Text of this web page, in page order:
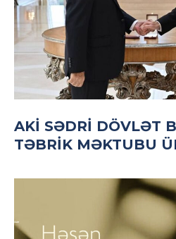
AKİ SƏDRI DÖVLƏT
TƏBRIK MƏKTUBU